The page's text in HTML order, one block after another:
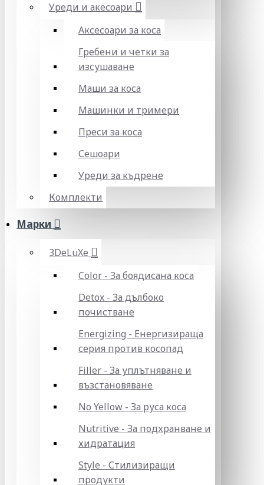
Уреди и акесоари
Аксесоари за коса
Гребени и четки за
изсушаване
Маши за коса
Машинки и тримери
Преси за коса
Сешоари
Уреди за къдрене
Комплекти
Марки
3DeLuXe
Color - За боядисана коса
Detox - За дълбоко
почистване
Energizing - Енергизираща
серия против косопад
Filler - За уплътняване и
възстановяване
No Yellow - За руса коса
Nutritive - За подхранване и
хидратация
Style - Стилизиращи
продукти